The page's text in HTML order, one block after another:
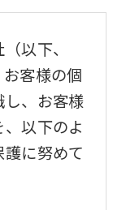
以下、
お客様の個
、お客様
以下のよ
に努めて